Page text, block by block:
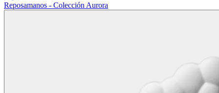
Reposamanos - Colección Aurora